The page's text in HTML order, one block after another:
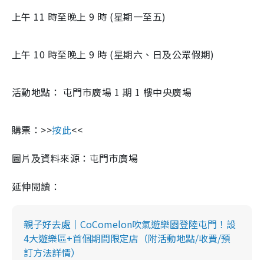
上午 11 時至晚上 9 時 (星期一至五)
上午 10 時至晚上 9 時 (星期六、日及公眾假期)
活動地點： 屯門市廣場 1 期 1 樓中央廣場
購票：>>按此<<
圖片及資料來源：屯門市廣場
延伸閲讀：
親子好去處｜CoComelon吹氣遊樂園登陸屯門！設
4大遊樂區+首個期間限定店（附活動地點/收費/預
訂方法詳情）